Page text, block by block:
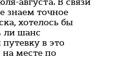
знаем точное
хотелось бы
ли шанс
в это
месте по